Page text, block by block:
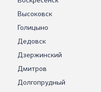
Высоковск
Голицыно
Дедовск
Дзержинский
Дмитров
Долгопрудный